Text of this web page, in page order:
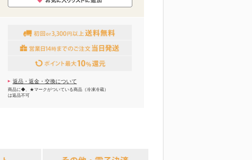
返品・返金・交換について
商品に◆、★マークがついている商品（冷凍冷蔵）
は返品不可